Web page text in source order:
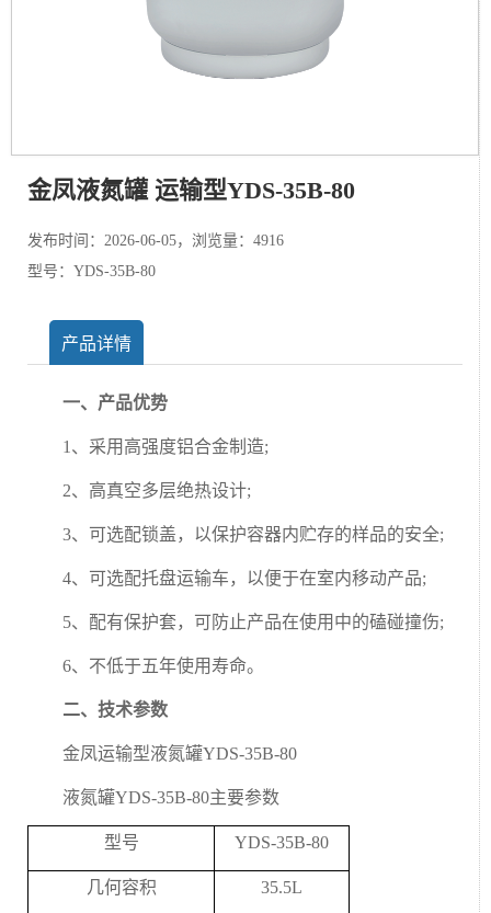
金凤液氮罐 运输型YDS-35B-80
发布时间：2026-06-05，浏览量：4916
型号：YDS-35B-80
产品详情
一、产品优势
1、采用高强度铝合金制造;
2、高真空多层绝热设计;
3、可选配锁盖，以保护容器内贮存的样品的安全;
4、可选配托盘运输车，以便于在室内移动产品;
5、配有保护套，可防止产品在使用中的磕碰撞伤;
6、不低于五年使用寿命。
二、技术参数
金凤运输型液氮罐YDS-35B-80
液氮罐YDS-35B-80主要参数
型号 YDS-35B-80
几何容积 35.5L